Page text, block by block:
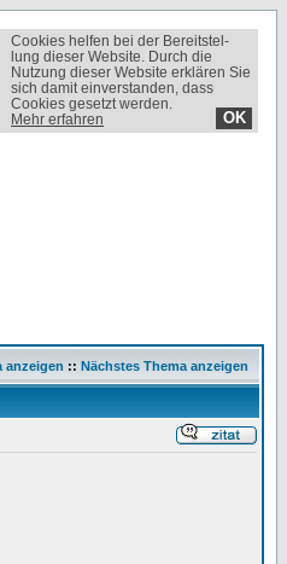
Cookies helfen bei der Bereit­stel­
lung dieser Website. Durch die
Nutzung dieser Website erklären Sie
sich damit einverstanden, dass
Cookies gesetzt werden.
Mehr erfahren
OK
anzeigen :: Nächstes Thema anzeigen